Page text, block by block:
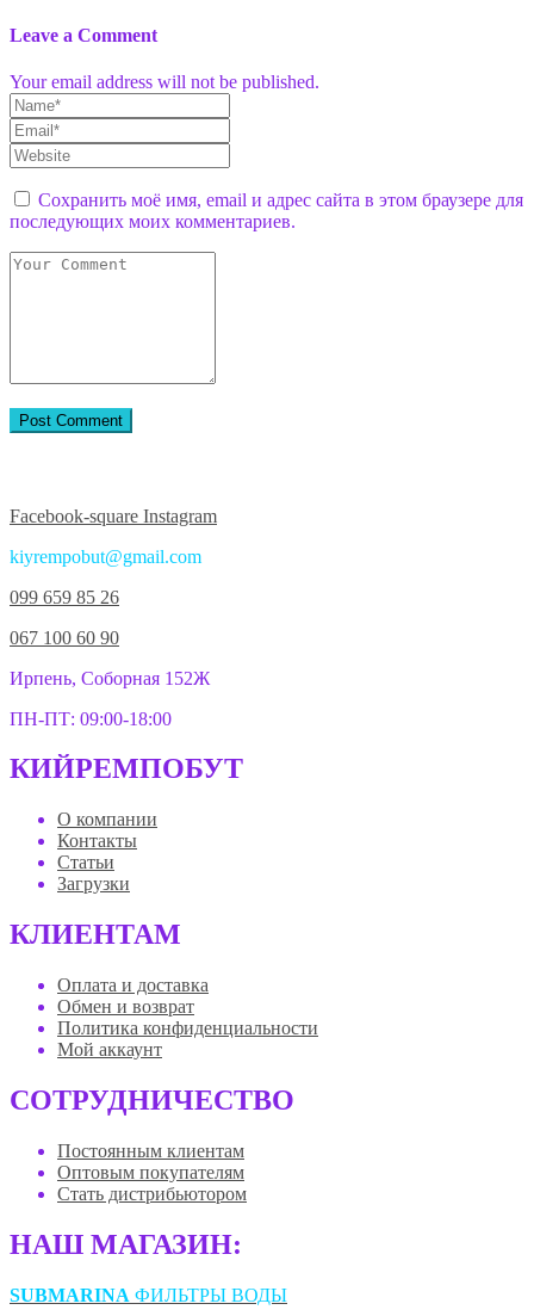
Leave a Comment
Your email address will not be published.
Сохранить моё имя, email и адрес сайта в этом браузере для
последующих моих комментариев.
Facebook-square Instagram
kiyrempobut@gmail.com
099 659 85 26
067 100 60 90
Ирпень, Соборная 152Ж
ПН-ПТ: 09:00-18:00
КИЙРЕМПОБУТ
О компании
Контакты
Статьи
Загрузки
КЛИЕНТАМ
Оплата и доставка
Обмен и возврат
Политика конфиденциальности
Мой аккаунт
СОТРУДНИЧЕСТВО
Постоянным клиентам
Оптовым покупателям
Стать дистрибьютором
НАШ МАГАЗИН:
SUBMARINA ФИЛЬТРЫ ВОДЫ